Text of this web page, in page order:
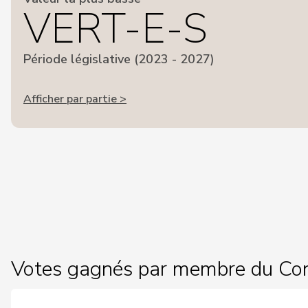
VERT-E-S
Période législative (2023 - 2027)
Afficher par partie >
Votes gagnés par membre du